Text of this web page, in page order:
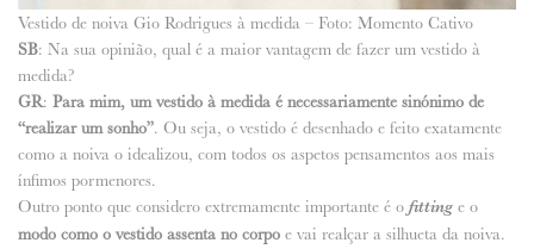
Vestido de noiva Gio Rodrigues à medida – Foto: Momento Cativo
SB: Na sua opinião, qual é a maior vantagem de fazer um vestido à
medida?
GR: Para mim, um vestido à medida é necessariamente sinónimo de
“realizar um sonho”. Ou seja, o vestido é desenhado e feito exatamente
como a noiva o idealizou, com todos os aspetos pensamentos aos mais
ínfimos pormenores.
Outro ponto que considero extremamente importante é o fitting e o
modo como o vestido assenta no corpo e vai realçar a silhueta da noiva.